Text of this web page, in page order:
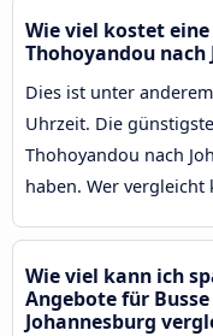
Wie viel kostet
Thohoyandou nach
Dies ist unter
Uhrzeit. Die
Thohoyandou nach
haben. Wer vergleicht
Wie viel kann ich
Angebote für
Johannesburg